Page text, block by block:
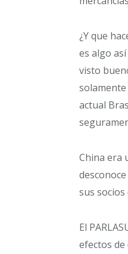
¿Y que
es algo
visto
actual
China era
sus
El
efectos